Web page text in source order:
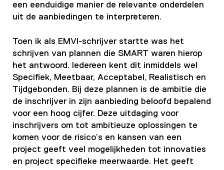
een eenduidige manier de relevante onderdelen
uit de aanbiedingen te interpreteren.
Toen ik als EMVI-schrijver startte was het
schrijven van plannen die SMART waren hierop
het antwoord. Iedereen kent dit inmiddels wel
Specifiek, Meetbaar, Acceptabel, Realistisch en
Tijdgebonden. Bij deze plannen is de ambitie die
de inschrijver in zijn aanbieding beloofd bepalend
voor een hoog cijfer. Deze uitdaging voor
inschrijvers om tot ambitieuze oplossingen te
komen voor de risico’s en kansen van een
project geeft veel mogelijkheden tot innovaties
en project specifieke meerwaarde. Het geeft